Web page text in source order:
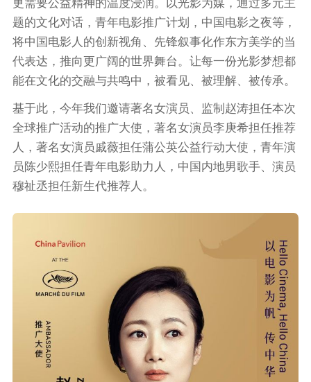
更需要公益精神的温度浸润。以光影为媒，通过多元主
题的文化对话，青年电影推广计划，中国电影之夜等，
将中国电影人的创新视角、先锋叙事化作东方美学的当
代表达，推向更广阔的世界舞台。让每一份光影梦想都
能在文化的交融与共鸣中，被看见、被理解、被传承。
基于此，今年我们邀请著名女演员、监制赵涛担任本次
全球推广活动的推广大使，著名女演员李庚希担任推荐
人，著名女演员戚薇担任蒲公英公益行动大使，青年演
员陈少熙担任青年电影助力人，中国内地男歌手、演员
穆祉丞担任新生代推荐人。